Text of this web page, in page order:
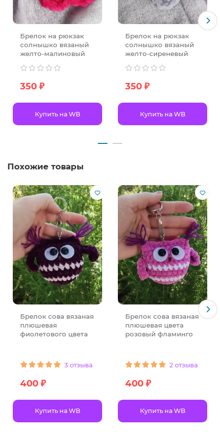
Брелок на рюкзак
солнышко вязаный
желто-малиновый
350 ₽
Купить на WB
Брелок на рюкзак
солнышко вязаный
желто-сиреневый
350 ₽
Купить на WB
Похожие товары
Брелок сова вязаная
плюшевая
фиолетового цвета
3 отзыва
400 ₽
Купить на WB
Брелок сова вязаная
плюшевая цвета
розовый фламинго
2 отзыва
400 ₽
Купить на WB